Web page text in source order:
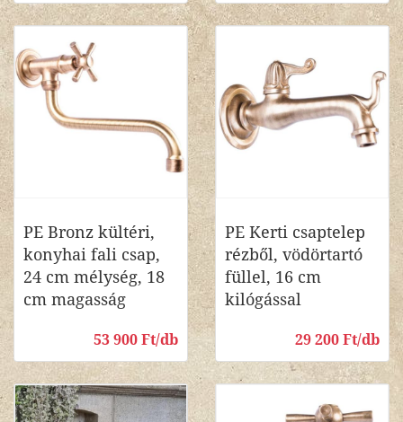
PE Bronz kültéri,
konyhai fali csap,
24 cm mélység, 18
cm magasság
53 900 Ft/db
PE Kerti csaptelep
rézből, vödörtartó
füllel, 16 cm
kilógással
29 200 Ft/db